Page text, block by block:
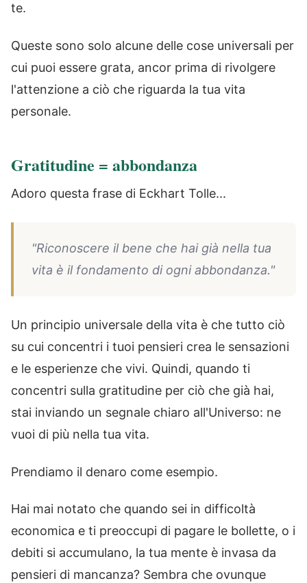
te.
Queste sono solo alcune delle cose universali per
cui puoi essere grata, ancor prima di rivolgere
l'attenzione a ciò che riguarda la tua vita
personale.
Gratitudine = abbondanza
Adoro questa frase di Eckhart Tolle...
"Riconoscere il bene che hai già nella tua
vita è il fondamento di ogni abbondanza."
Un principio universale della vita è che tutto ciò
su cui concentri i tuoi pensieri crea le sensazioni
e le esperienze che vivi. Quindi, quando ti
concentri sulla gratitudine per ciò che già hai,
stai inviando un segnale chiaro all'Universo: ne
vuoi di più nella tua vita.
Prendiamo il denaro come esempio.
Hai mai notato che quando sei in difficoltà
economica e ti preoccupi di pagare le bollette, o i
debiti si accumulano, la tua mente è invasa da
pensieri di mancanza? Sembra che ovunque